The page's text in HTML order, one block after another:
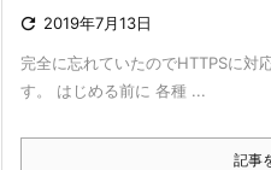
 2019年7月13日
完全に忘れていたのでHTTPSに対
す。 はじめる前に 各種 ...
記事